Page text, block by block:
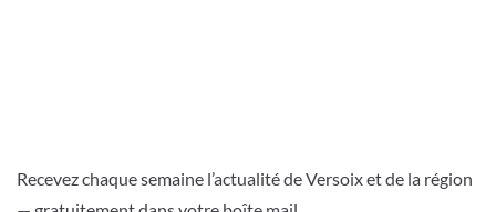
Recevez chaque semaine l’actualité de Versoix et de la région